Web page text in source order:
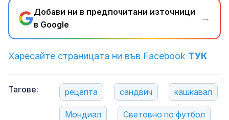
Добави ни в предпочитани източници
в Google
→
Харесайте страницата ни във Facebook ТУК
Тагове: рецепта сандвич кашкавал
Мондиал Световно по футбол